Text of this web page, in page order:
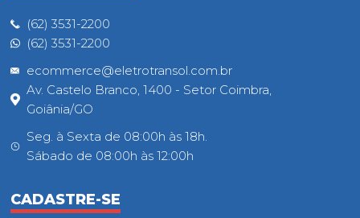
(62) 3531-2200
(62) 3531-2200
ecommerce@eletrotransol.com.br
Av. Castelo Branco, 1400 - Setor Coimbra,
Goiânia/GO
Seg. à Sexta de 08:00h às 18h.
Sábado de 08:00h às 12:00h
CADASTRE-SE